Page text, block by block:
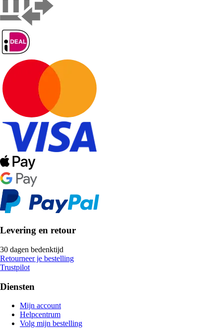
Levering en retour
30 dagen bedenktijd
Retourneer je bestelling
Trustpilot
Diensten
Mijn account
Helpcentrum
Volg mijn bestelling